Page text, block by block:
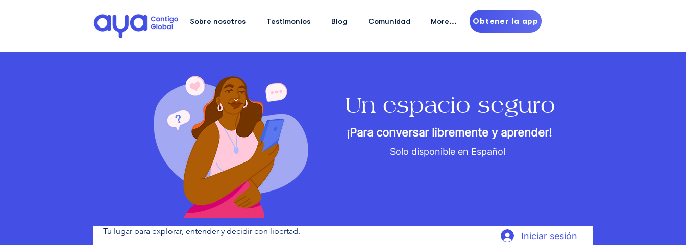
Sobre nosotros Testimonios Blog Comunidad More... Obtener la app
Solo disponible en Español
Un espacio seguro
¡Para conversar libremente y aprender!
Tu lugar para explorar, entender y decidir con libertad. Iniciar sesión